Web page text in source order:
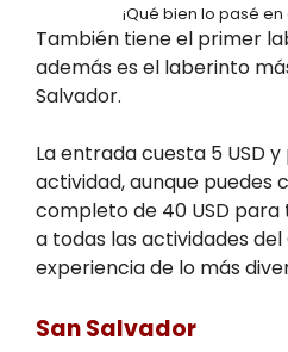
¡Qué bien lo pasé
También tiene el primer
además es el laberinto
Salvador.
La entrada cuesta 5 USD
actividad, aunque puedes
completo de 40 USD
a todas las actividades del
experiencia de lo más
San Salvador